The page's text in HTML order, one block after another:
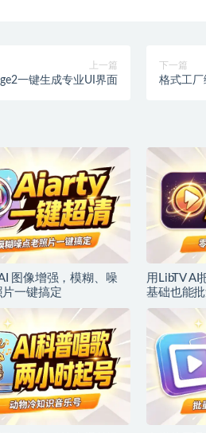
上一篇
一键生成专业UI界面
下一篇
格式工
图像增强，模糊、噪
片一键搞定
用LibTV AI
基础也能